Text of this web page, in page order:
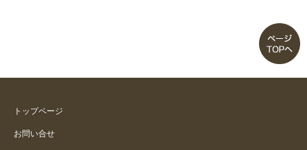
トップページ
お問い合せ